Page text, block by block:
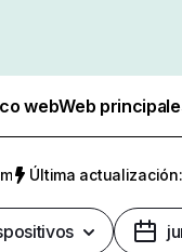
webWeb
Última